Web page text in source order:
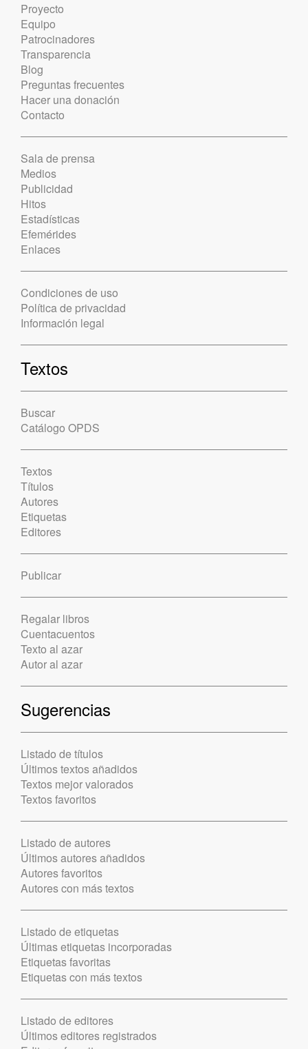
Proyecto
Equipo
Patrocinadores
Transparencia
Blog
Preguntas frecuentes
Hacer una donación
Contacto
Sala de prensa
Medios
Publicidad
Hitos
Estadísticas
Efemérides
Enlaces
Condiciones de uso
Política de privacidad
Información legal
Textos
Buscar
Catálogo OPDS
Textos
Títulos
Autores
Etiquetas
Editores
Publicar
Regalar libros
Cuentacuentos
Texto al azar
Autor al azar
Sugerencias
Listado de títulos
Últimos textos añadidos
Textos mejor valorados
Textos favoritos
Listado de autores
Últimos autores añadidos
Autores favoritos
Autores con más textos
Listado de etiquetas
Últimas etiquetas incorporadas
Etiquetas favoritas
Etiquetas con más textos
Listado de editores
Últimos editores registrados